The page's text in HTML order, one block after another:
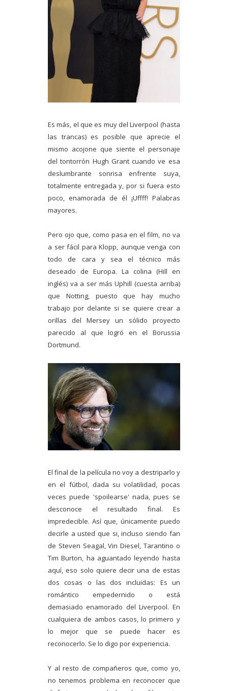
Es más, el que es muy del Liverpool (hasta
las trancas) es posible que aprecie el
mismo acojone que siente el personaje
del tontorrón Hugh Grant cuando ve esa
deslumbrante sonrisa enfrente suya,
totalmente entregada y, por si fuera esto
poco, enamorada de él ¡Uffff! Palabras
mayores.
Pero ojo que, como pasa en el film, no va
a ser fácil para Klopp, aunque venga con
todo de cara y sea el técnico más
deseado de Europa. La colina (Hill en
inglés) va a ser más Uphill (cuesta arriba)
que Notting, puesto que hay mucho
trabajo por delante si se quiere crear a
orillas del Mersey un sólido proyecto
parecido al que logró en el Borussia
Dortmund.
El final de la película no voy a destriparlo y
en el fútbol, dada su volatilidad, pocas
veces puede 'spoilearse' nada, pues se
desconoce el resultado final. Es
impredecible. Así que, únicamente puedo
decirle a usted que si, incluso siendo fan
de Steven Seagal, Vin Diesel, Tarantino o
Tim Burton, ha aguantado leyendo hasta
aquí, eso solo quiere decir una de estas
dos cosas o las dos incluidas: Es un
romántico empedernido o está
demasiado enamorado del Liverpool. En
cualquiera de ambos casos, lo primero y
lo mejor que se puede hacer es
reconocerlo. Se lo digo por experiencia.
Y al resto de compañeros que, como yo,
no tenemos problema en reconocer que